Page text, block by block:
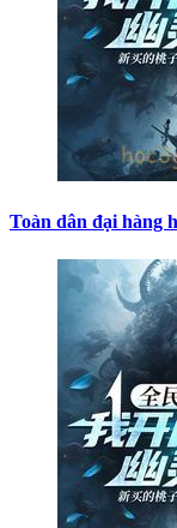
Toàn dân đại hàng